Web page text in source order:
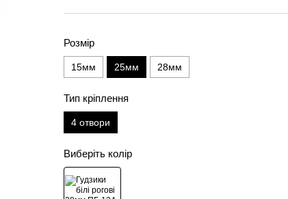
Розмір
15мм 25мм 28мм
Тип кріплення
4 отвори
Виберіть колір